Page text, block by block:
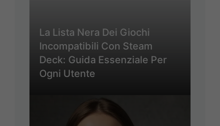
La Lista Nera Dei Giochi
Incompatibili Con Steam
Deck: Guida Essenziale Per
Ogni Utente